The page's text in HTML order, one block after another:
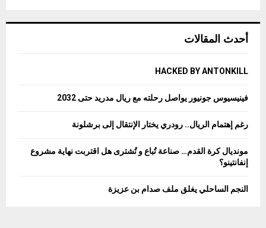
أحدث المقالات
HACKED BY ANTONKILL
فينيسيوس جونيور يواصل رحلته مع ريال مدريد حتى 2032
رغم إهتمام الريال.. رودري يختار الإنتقال إلى برشلونة
مونديال كرة القدم… صناعة تُباع و تُشترى هل اقتربت نهاية مشروع
إنفانتينو؟
النجم الساحلي يغلق ملف صدام بن عزيزة